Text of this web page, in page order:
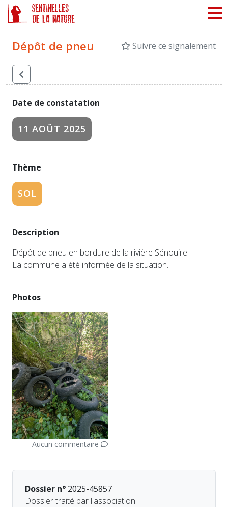
Dépôt de pneu Suivre ce signalement
Date de constatation
11 AOÛT 2025
Thème
SOL
Description
Dépôt de pneu en bordure de la rivière Sénouire.
La commune a été informée de la situation.
Photos
Aucun commentaire
Dossier n° 2025-45857
Dossier traité par l'association
Panneau de gestion des cookies